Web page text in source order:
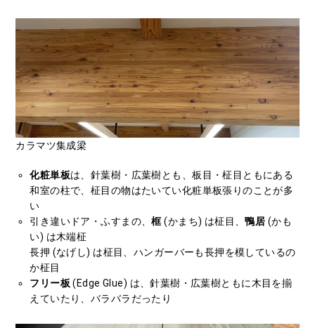
カラマツ集成梁
化粧単板は、針葉樹・広葉樹とも、板目・柾目ともにある
和室の柱で、柾目の物はたいてい化粧単板張りのことが多
い
引き違いドア・ふすまの、框(かまち) は柾目、鴨居 (かも
い) は木端柾
長押 (なげし) は柾目、ハンガーバーも長押を模しているの
か柾目
フリー板 (Edge Glue) は、針葉樹・広葉樹ともに木目を揃
えていたり、バラバラだったり